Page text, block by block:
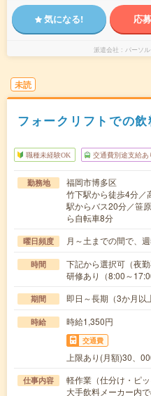
気になる! 応
派遣会社 パーソ
未読
フォークリフトでの
職種未経験OK 交通費別途支給あ
勤務地
福岡市博多区
竹下駅から徒歩4分／
駅からバス20分／笹
ら自転車8分
曜日頻度 月～土までの間で、
時間
下記から選択可（夜
研修あり（8:00～
期間 即日～長期（3か月以
時給 時給1,350円
交通費
上限あり(月額)30、
仕事内容
軽作業（仕分け・ピ
大手飲料メーカー内